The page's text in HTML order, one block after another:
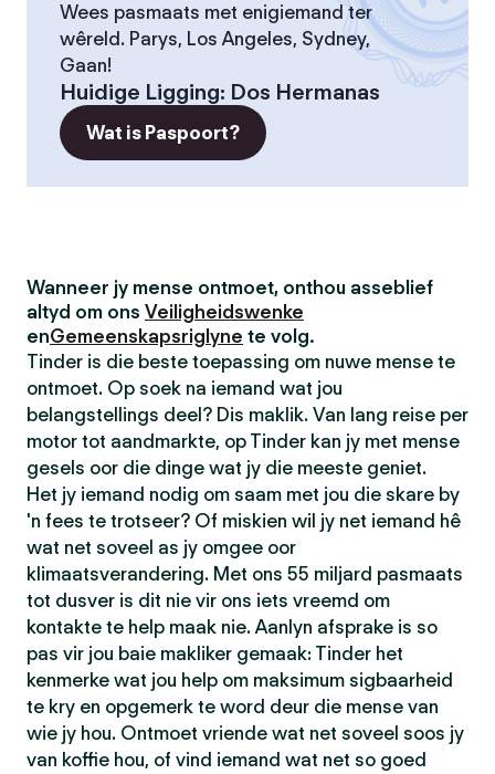
Wees pasmaats met enigiemand ter
wêreld. Parys, Los Angeles, Sydney,
Gaan!
Huidige Ligging: Dos Hermanas
Wat is Paspoort?
Wanneer jy mense ontmoet, onthou asseblief
altyd om ons Veiligheidswenke
enGemeenskapsriglyne te volg.
Tinder is die beste toepassing om nuwe mense te
ontmoet. Op soek na iemand wat jou
belangstellings deel? Dis maklik. Van lang reise per
motor tot aandmarkte, op Tinder kan jy met mense
gesels oor die dinge wat jy die meeste geniet.
Het jy iemand nodig om saam met jou die skare by
'n fees te trotseer? Of miskien wil jy net iemand hê
wat net soveel as jy omgee oor
klimaatsverandering. Met ons 55 miljard pasmaats
tot dusver is dit nie vir ons iets vreemd om
kontakte te help maak nie. Aanlyn afsprake is so
pas vir jou baie makliker gemaak: Tinder het
kenmerke wat jou help om maksimum sigbaarheid
te kry en opgemerk te word deur die mense van
wie jy hou. Ontmoet vriende wat net soveel soos jy
van koffie hou, of vind iemand wat net so goed